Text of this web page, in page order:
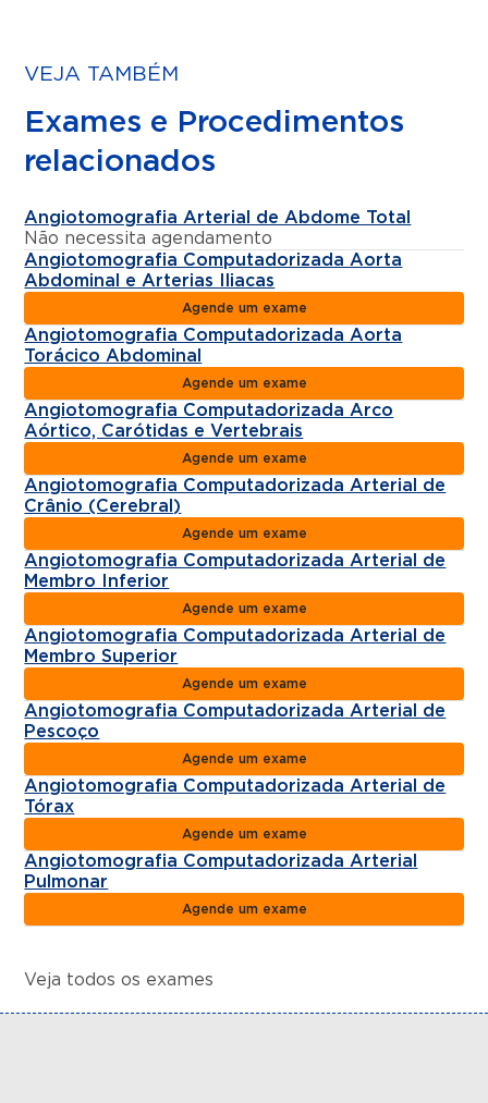
VEJA TAMBÉM
Exames e Procedimentos
relacionados
Angiotomografia Arterial de Abdome Total
Não necessita agendamento
Angiotomografia Computadorizada Aorta
Abdominal e Arterias Iliacas
Agende um exame
Angiotomografia Computadorizada Aorta
Torácico Abdominal
Agende um exame
Angiotomografia Computadorizada Arco
Aórtico, Carótidas e Vertebrais
Agende um exame
Angiotomografia Computadorizada Arterial de
Crânio (Cerebral)
Agende um exame
Angiotomografia Computadorizada Arterial de
Membro Inferior
Agende um exame
Angiotomografia Computadorizada Arterial de
Membro Superior
Agende um exame
Angiotomografia Computadorizada Arterial de
Pescoço
Agende um exame
Angiotomografia Computadorizada Arterial de
Tórax
Agende um exame
Angiotomografia Computadorizada Arterial
Pulmonar
Agende um exame
Veja todos os exames